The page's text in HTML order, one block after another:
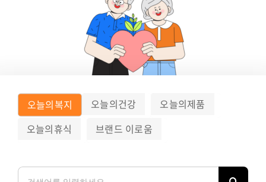
오늘의복지 오늘의건강
오늘의제품
오늘의휴식
브랜드 이로움
검